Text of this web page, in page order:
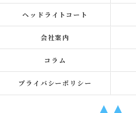
ヘッドライトコート
会社案内
コラム
プライバシーポリシー